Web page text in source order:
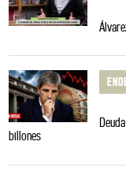
billones